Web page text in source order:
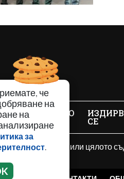
че
на
на
за
.
ЗАБАВНО
СЕ
на част или цялото